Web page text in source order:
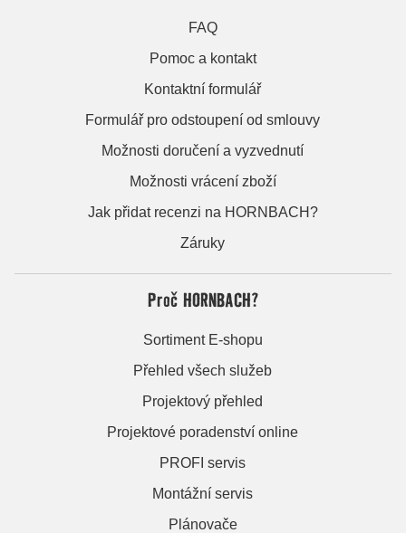
FAQ
Pomoc a kontakt
Kontaktní formulář
Formulář pro odstoupení od smlouvy
Možnosti doručení a vyzvednutí
Možnosti vrácení zboží
Jak přidat recenzi na HORNBACH?
Záruky
Proč HORNBACH?
Sortiment E-shopu
Přehled všech služeb
Projektový přehled
Projektové poradenství online
PROFI servis
Montážní servis
Plánovače